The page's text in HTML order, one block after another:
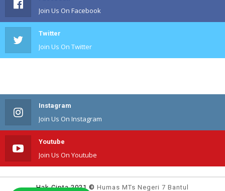
Join Us On Facebook
Twitter
Join Us On Twitter
Instagram
Join Us On Instagram
Youtube
Join Us On Youtube
Hak Cipta 2021 © Humas MTs Negeri 7 Bantul